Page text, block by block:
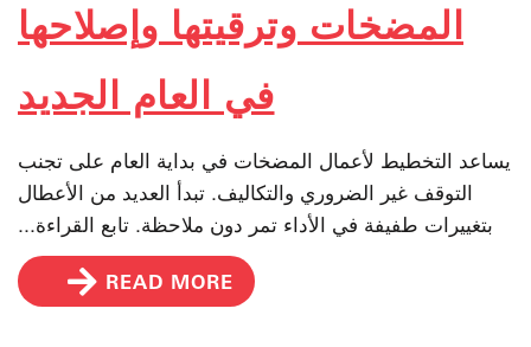
المضخات وترقيتها وإصلاحها
في العام الجديد
يساعد التخطيط لأعمال المضخات في بداية العام على تجنب
التوقف غير الضروري والتكاليف. تبدأ العديد من الأعطال
بتغييرات طفيفة في الأداء تمر دون ملاحظة. تابع القراءة...
READ MORE